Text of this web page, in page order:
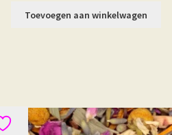
Toevoegen aan winkelwagen